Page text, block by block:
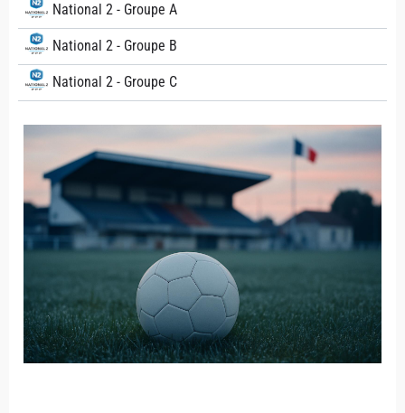
National 2 - Groupe A
National 2 - Groupe B
National 2 - Groupe C